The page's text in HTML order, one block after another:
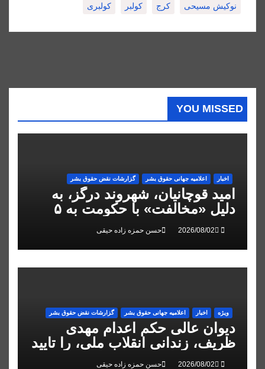
نوکیش مسیحی کرج کولبر کولبری
YOU MISSED
اخبار اعلاميه جهانی حقوق بشر گزارشات نقض حقوق بشر
امید قوچانیان، شهروند درگز، به
دلیل «مخالفت» با حکومت به ۵
سال زندان محکوم شد
حسن حمزه زاده حیقی
ویژه اخبار اعلاميه جهانی حقوق بشر گزارشات نقض حقوق بشر
دیوان عالی حکم اعدام مهدی
ظریف، زندانی انقلاب ملی، را تایید
کرد
حسن حمزه زاده حیقی